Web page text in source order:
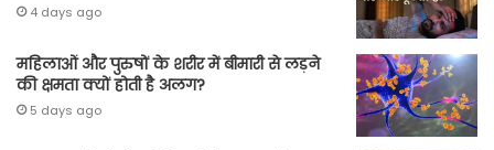
4 days ago
महिलाओं और पुरुषों के शरीर में बीमारी से लड़ने
की क्षमता क्यों होती है अलग?
5 days ago